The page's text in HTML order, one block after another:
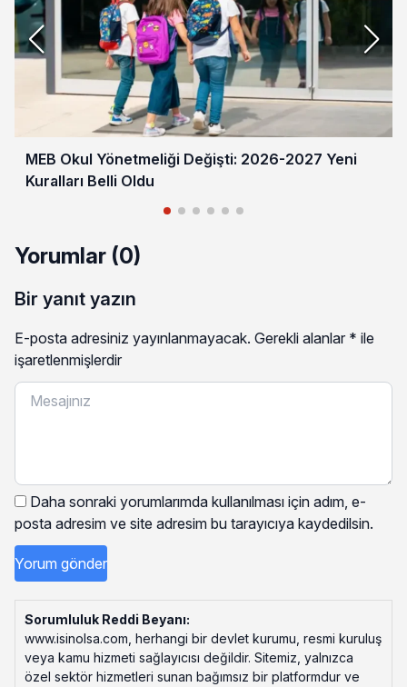
MEB Okul Yönetmeliği Değişti: 2026-2027 Yeni
Kuralları Belli Oldu
Yorumlar (0)
Bir yanıt yazın
E-posta adresiniz yayınlanmayacak. Gerekli alanlar * ile
işaretlenmişlerdir
Daha sonraki yorumlarımda kullanılması için adım, e-
posta adresim ve site adresim bu tarayıcıya kaydedilsin.
Sorumluluk Reddi Beyanı:
www.isinolsa.com, herhangi bir devlet kurumu, resmi kuruluş
veya kamu hizmeti sağlayıcısı değildir. Sitemiz, yalnızca
özel sektör hizmetleri sunan bağımsız bir platformdur ve